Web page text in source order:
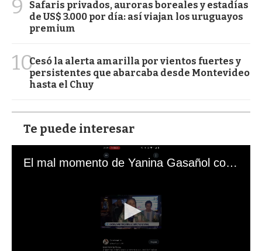
9
Safaris privados, auroras boreales y estadías
de US$ 3.000 por día: así viajan los uruguayos
premium
10Cesó la alerta amarilla por vientos fuertes y
persistentes que abarcaba desde Montevideo
hasta el Chuy
Te puede interesar
El mal momento de Yanina Gasañol con un hincha argentino en "Subrayado"